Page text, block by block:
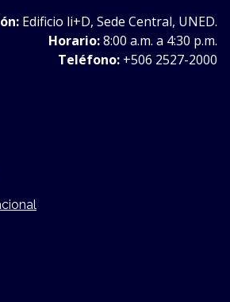
Edificio li+D, Sede Central, UNED.
Horario:8:00 a.m. a 4:30 p.m.
Teléfono: +506 2527-2000